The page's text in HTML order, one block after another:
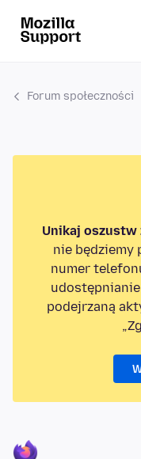
Forum społeczności
Unikaj oszustw
nie będziemy
numer
podejrzaną